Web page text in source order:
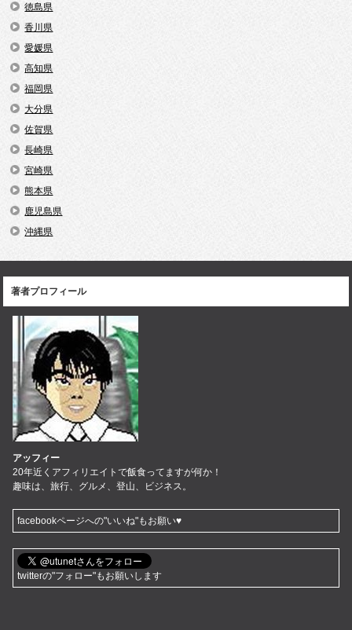
徳島県
香川県
愛媛県
高知県
福岡県
大分県
佐賀県
長崎県
宮崎県
熊本県
鹿児島県
沖縄県
著者プロフィール
アッフィー
20年近くアフィリエイトで飯食ってますが何か！
趣味は、旅行、グルメ、登山、ビジネス。
facebookページへの"いいね"もお願い♥
twitterの"フォロー"もお願いします